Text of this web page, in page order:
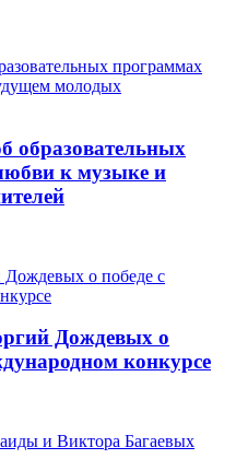
образовательных
к музыке и
Дождевых о
конкурсе